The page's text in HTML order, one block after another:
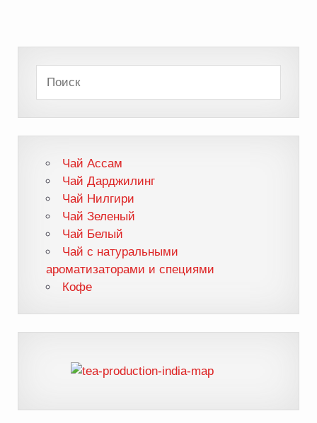
Чай Ассам
Чай Дарджилинг
Чай Нилгири
Чай Зеленый
Чай Белый
Чай с натуральными
ароматизаторами и специями
Кофе